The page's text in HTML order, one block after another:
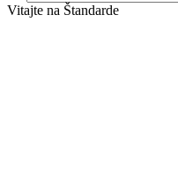
Vitajte na Štandarde